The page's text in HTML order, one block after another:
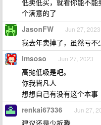
低卖低买，就看你能不
个满意的了
JasonFW Jun 27, 2023
我去年卖掉了，虽然亏不
imsoso Jun 27, 2023
高抛低吸是吧。
你我皆凡人
想想自己有没有这个本事
renkai67336 Jun 27,
建议还是少折腾